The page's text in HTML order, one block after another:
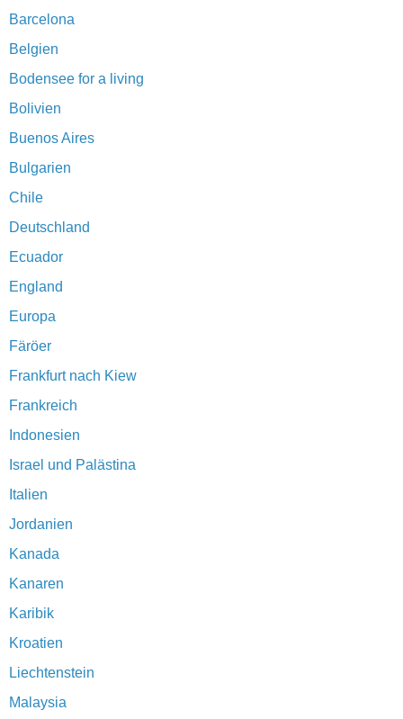
Barcelona
Belgien
Bodensee for a living
Bolivien
Buenos Aires
Bulgarien
Chile
Deutschland
Ecuador
England
Europa
Färöer
Frankfurt nach Kiew
Frankreich
Indonesien
Israel und Palästina
Italien
Jordanien
Kanada
Kanaren
Karibik
Kroatien
Liechtenstein
Malaysia